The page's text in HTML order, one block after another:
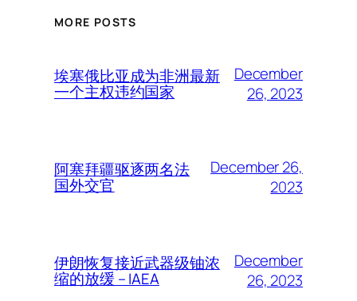
MORE POSTS
埃塞俄比亚成为非洲最新
一个主权违约国家
December
26, 2023
阿塞拜疆驱逐两名法
国外交官
December 26,
2023
伊朗恢复接近武器级铀浓
缩的放缓 – IAEA
December
26, 2023